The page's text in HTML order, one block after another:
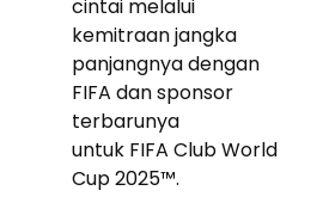
cintai melalui
kemitraan jangka
panjangnya dengan
FIFA dan sponsor
terbarunya
untuk FIFA Club World
Cup 2025™.